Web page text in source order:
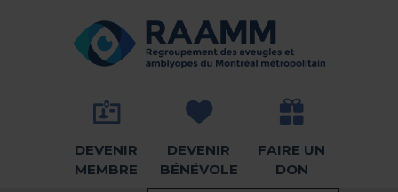
RETOUR À LA PAGE D'ACCUEIL -
DEVENIR
MEMBRE
DEVENIR
BÉNÉVOLE
FAIRE UN
DON